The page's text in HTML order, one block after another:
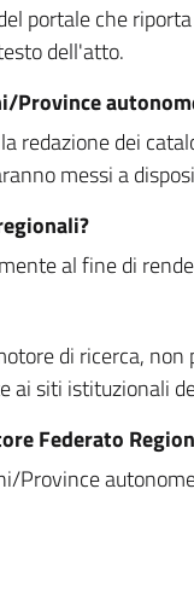
portale che
dell'atto.
Province
redazione dei
messi a
al fine di
di ricerca,
ai siti istituzionali
Federato
Province